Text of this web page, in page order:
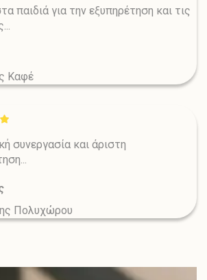
παιδιά για την εξυπηρέτηση και τις
Καφέ
συνεργασία και άριστη
Πολυχώρου